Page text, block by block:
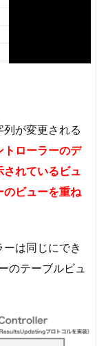
が変更される
トローラーのデ
されているビュ
のビューを重ね
は同じにでき
のテーブルビュ